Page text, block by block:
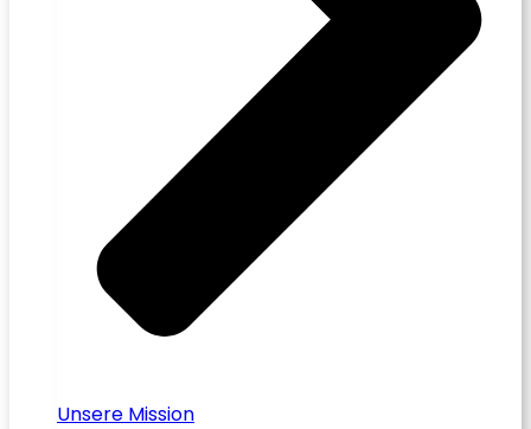
Unsere Mission